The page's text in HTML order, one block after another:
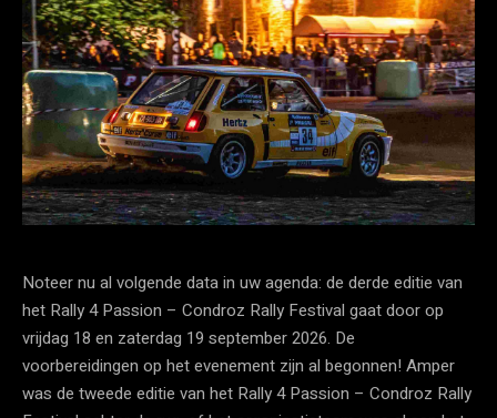
Noteer nu al volgende data in uw agenda: de derde editie van
het Rally 4 Passion – Condroz Rally Festival gaat door op
vrijdag 18 en zaterdag 19 september 2026. De
voorbereidingen op het evenement zijn al begonnen! Amper
was de tweede editie van het Rally 4 Passion – Condroz Rally